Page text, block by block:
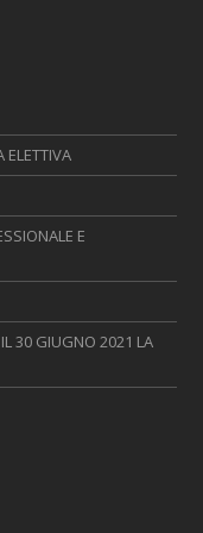
ELETTIVA
E
30 GIUGNO 2021 LA